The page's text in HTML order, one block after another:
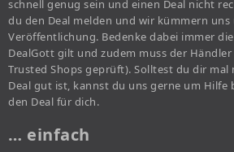
schnell genug sein und einen Deal nicht
du den Deal melden und wir kümmern
Veröffentlichung. Bedenke dabei immer
DealGott gilt und zudem muss der Händler
Trusted Shops geprüft). Solltest du dir mal
Deal gut ist, kannst du uns gerne um
den Deal für dich.
… einfach